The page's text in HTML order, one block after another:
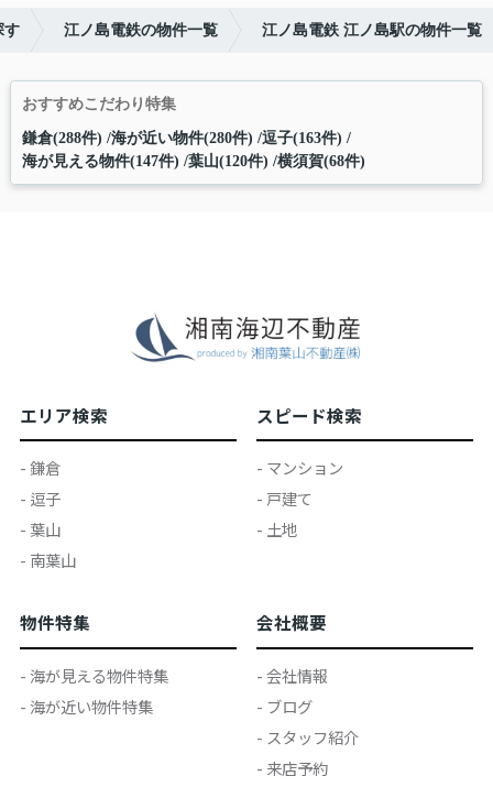
す 江ノ島電鉄の物件一覧 江ノ島電鉄 江ノ島駅の物件一覧
おすすめこだわり特集
鎌倉(288件) 海が近い物件(280件) 逗子(163件)
海が見える物件(147件) 葉山(120件) 横須賀(68件)
エリア検索
- 鎌倉
- 逗子
- 葉山
- 南葉山
スピード検索
- マンション
- 戸建て
- 土地
物件特集
- 海が見える物件特集
- 海が近い物件特集
会社概要
- 会社情報
- ブログ
- スタッフ紹介
- 来店予約